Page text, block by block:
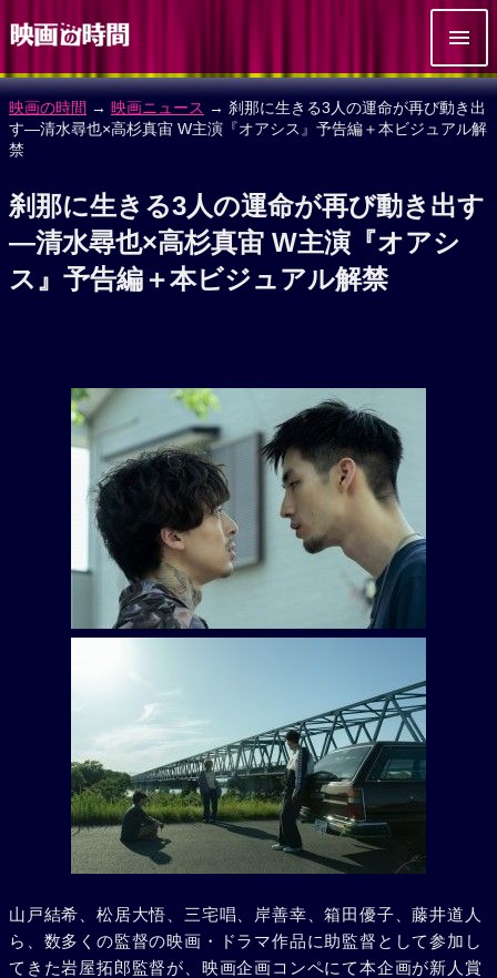
映画の時間 → 映画ニュース → 刹那に生きる3人の運命が再び動き出
す―清⽔尋也×⾼杉真宙 W主演『オアシス』予告編＋本ビジュアル解
禁
刹那に生きる3人の運命が再び動き出す
―清⽔尋也×⾼杉真宙 W主演『オアシ
ス』予告編＋本ビジュアル解禁
山戸結希、松居大悟、三宅唱、岸善幸、箱田優子、藤井道人
ら、数多くの監督の映画・ドラマ作品に助監督として参加し
てきた岩屋拓郎監督が、映画企画コンペにて本企画が新人賞